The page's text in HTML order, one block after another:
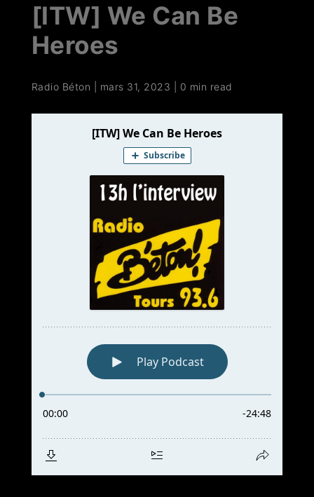
[ITW] We Can Be
Heroes
Radio Béton mars 31, 2023 0 min read